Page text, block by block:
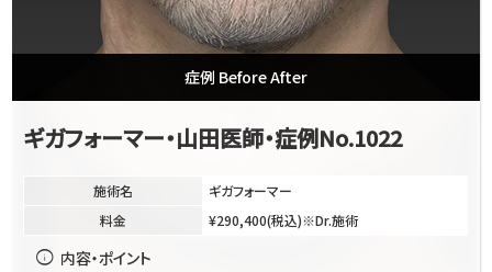
症例 Before After
ギガフォーマー・山田医師・症例No.1022
施術名
ギガフォーマー
料金
¥290,400(税込)※Dr.施術
info 内容・ポイント